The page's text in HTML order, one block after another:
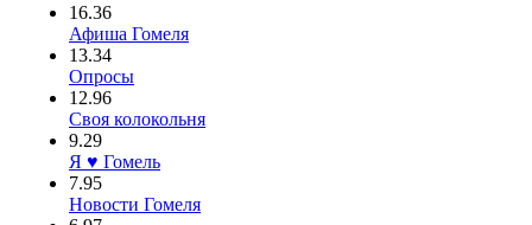
16.36
Афиша Гомеля
13.34
Опросы
12.96
Своя колокольня
9.29
Я ♥ Гомель
7.95
Новости Гомеля